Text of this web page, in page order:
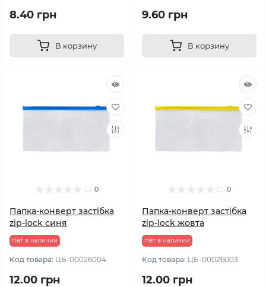
8.40 грн
В корзину
9.60 грн
В корзину
0
Папка-конверт застібка
zip-lock синя
Нет в наличии
Код товара: ЦБ-00026004
12.00 грн
0
Папка-конверт застібка
zip-lock жовта
Нет в наличии
Код товара: ЦБ-00026003
12.00 грн